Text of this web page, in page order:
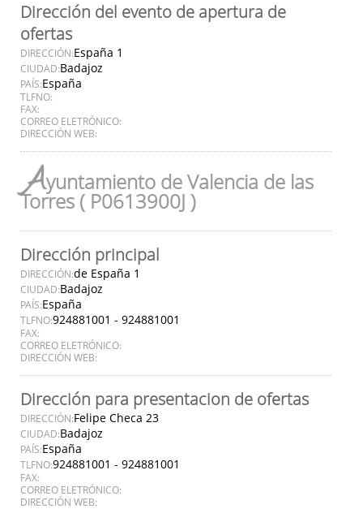
Dirección del evento de apertura de
ofertas
DIRECCIÓN:España 1
CIUDAD:Badajoz
PAÍS:España
TLFNO:
FAX:
CORREO ELETRÓNICO:
DIRECCIÓN WEB:
Ayuntamiento de Valencia de las
Torres ( P0613900J )
Dirección principal
DIRECCIÓN:de España 1
CIUDAD:Badajoz
PAÍS:España
TLFNO:924881001 - 924881001
FAX:
CORREO ELETRÓNICO:
DIRECCIÓN WEB:
Dirección para presentacion de ofertas
DIRECCIÓN:Felipe Checa 23
CIUDAD:Badajoz
PAÍS:España
TLFNO:924881001 - 924881001
FAX:
CORREO ELETRÓNICO:
DIRECCIÓN WEB: